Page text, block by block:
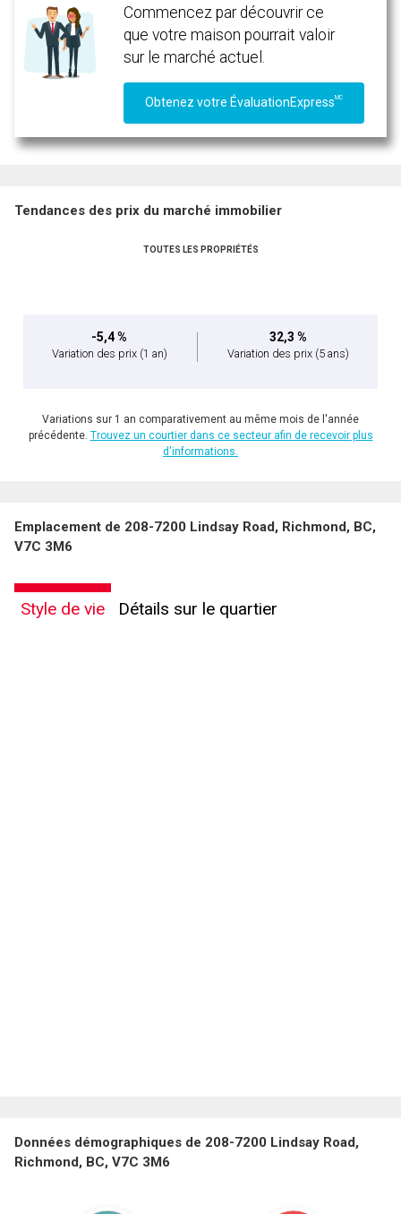
Commencez par découvrir ce
que votre maison pourrait valoir
sur le marché actuel.
Obtenez votre ÉvaluationExpressMC
Tendances des prix du marché immobilier
TOUTES LES PROPRIÉTÉS
-5,4 %
Variation des prix (1 an)
32,3 %
Variation des prix (5 ans)
Variations sur 1 an comparativement au même mois de l'année
précédente. Trouvez un courtier dans ce secteur afin de recevoir plus
d'informations.
Emplacement de 208-7200 Lindsay Road, Richmond, BC,
V7C 3M6
Style de vie Détails sur le quartier
Données démographiques de 208-7200 Lindsay Road,
Richmond, BC, V7C 3M6